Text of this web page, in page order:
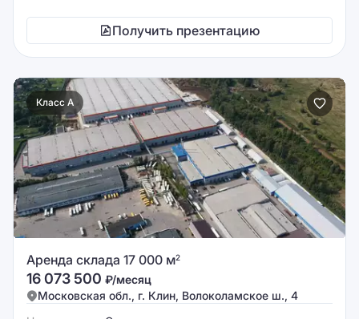
Получить презентацию
Класс A
Аренда склада 17 000 м2
16 073 500 ₽/месяц
Московская обл., г. Клин, Волоколамское ш., 4